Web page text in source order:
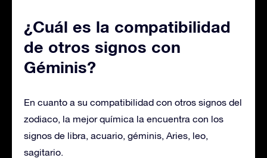
¿Cuál es la compatibilidad
de otros signos con
Géminis?
En cuanto a su compatibilidad con otros signos del
zodiaco, la mejor química la encuentra con los
signos de libra, acuario, géminis, Aries, leo,
sagitario.